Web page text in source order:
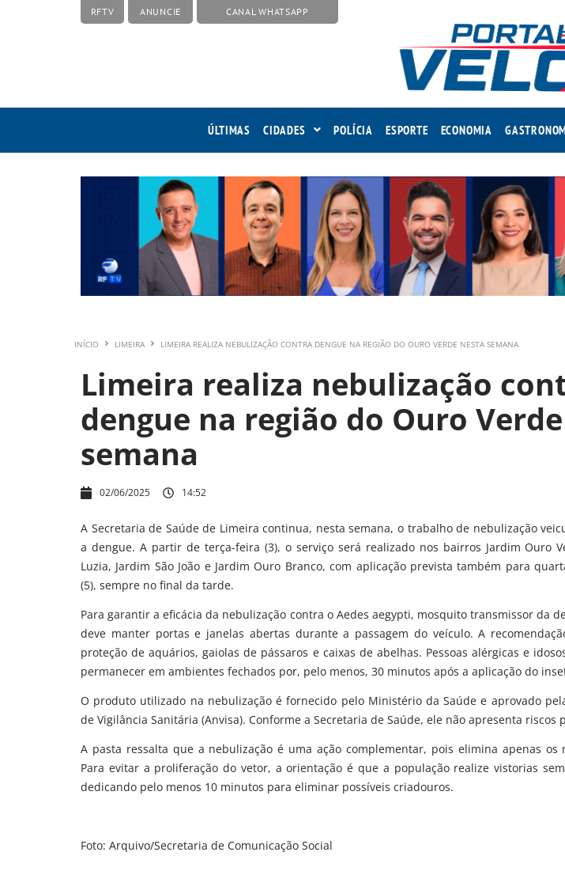
RFTV ANUNCIE CANAL WHATSAPP
ÚLTIMAS CIDADES POLÍCIA ESPORTE ECONOMIA
INÍCIO LIMEIRA LIMEIRA REALIZA NEBULIZAÇÃO CONTRA DENGUE NA REGIÃO DO OURO VERDE NESTA SEMANA
Limeira realiza nebulização
dengue na região do Ouro
semana
02/06/2025 14:52
A Secretaria de Saúde de Limeira continua, nesta semana, o trabalho de nebulização
a dengue. A partir de terça-feira (3), o serviço será realizado nos bairros Jardim Ouro
Luzia, Jardim São João e Jardim Ouro Branco, com aplicação prevista também para
(5), sempre no final da tarde.
Para garantir a eficácia da nebulização contra o Aedes aegypti, mosquito transmissor da
deve manter portas e janelas abertas durante a passagem do veículo. A
proteção de aquários, gaiolas de pássaros e caixas de abelhas. Pessoas alérgicas e
permanecer em ambientes fechados por, pelo menos, 30 minutos após a aplicação do
O produto utilizado na nebulização é fornecido pelo Ministério da Saúde e aprovado
de Vigilância Sanitária (Anvisa). Conforme a Secretaria de Saúde, ele não apresenta riscos
A pasta ressalta que a nebulização é uma ação complementar, pois elimina apenas os
Para evitar a proliferação do vetor, a orientação é que a população realize vistorias
dedicando pelo menos 10 minutos para eliminar possíveis criadouros.
Foto: Arquivo/Secretaria de Comunicação Social